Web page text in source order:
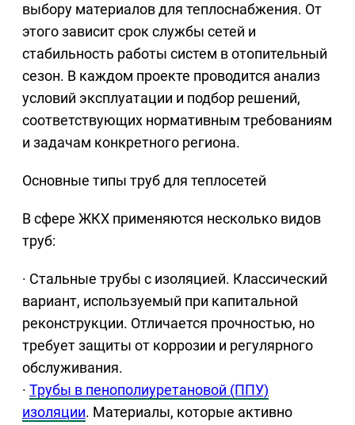
выбору материалов для теплоснабжения. От
этого зависит срок службы сетей и
стабильность работы систем в отопительный
сезон. В каждом проекте проводится анализ
условий эксплуатации и подбор решений,
соответствующих нормативным требованиям
и задачам конкретного региона.
Основные типы труб для теплосетей
В сфере ЖКХ применяются несколько видов
труб:
· Стальные трубы с изоляцией. Классический
вариант, используемый при капитальной
реконструкции. Отличается прочностью, но
требует защиты от коррозии и регулярного
обслуживания.
· Трубы в пенополиуретановой (ППУ)
изоляции. Материалы, которые активно